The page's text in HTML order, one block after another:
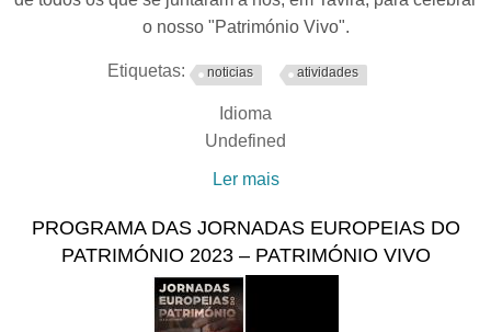
o nosso "Património Vivo".
Etiquetas: noticias atividades
Idioma
Undefined
Ler mais
2023
PROGRAMA DAS JORNADAS EUROPEIAS DO
PATRIMÓNIO 2023 – PATRIMÓNIO VIVO